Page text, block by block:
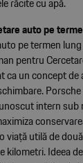
auto pe
pe termen
pentru
ca un concept
intern sub
utilă de
Ideea